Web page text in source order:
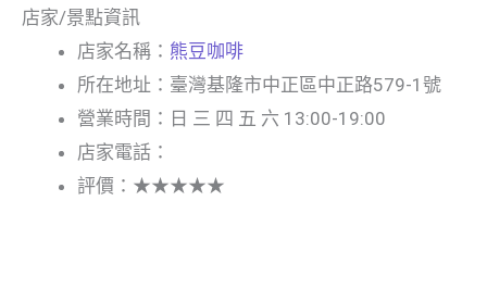
店家/景點資訊
店家名稱： 熊豆咖啡
所在地址：臺灣基隆市中正區中正路579-1號
營業時間：日 三 四 五 六 13:00-19:00
店家電話：
評價：★★★★★